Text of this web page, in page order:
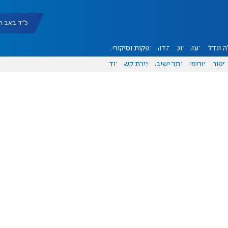
כ"ד באב תשפ"ו
ונדל"ן דעות אוכל יהדות הפקות וסיקורים
ספורט פורומים אתר ישיבה יצירת קשר עוד